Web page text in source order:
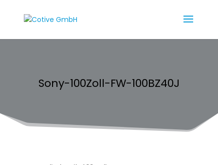
Sony-100Zoll-FW-100BZ40J